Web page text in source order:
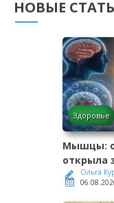
НОВЫЕ
Здоровье
Мышцы:
открыла
Ольга